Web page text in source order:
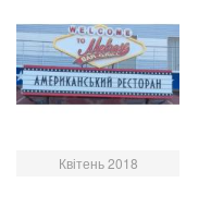
Квітень 2018